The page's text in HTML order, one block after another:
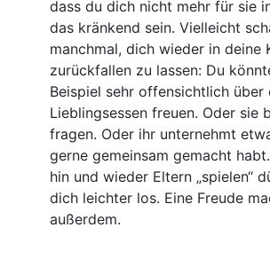
dass du dich nicht mehr für sie
das kränkend sein. Vielleicht
manchmal, dich wieder in deine
zurückfallen zu lassen: Du
Beispiel sehr offensichtlich über
Lieblingsessen freuen. Oder sie
fragen. Oder ihr unternehmt
gerne gemeinsam gemacht
hin und wieder Eltern „spielen“
dich leichter los. Eine Freude
außerdem.